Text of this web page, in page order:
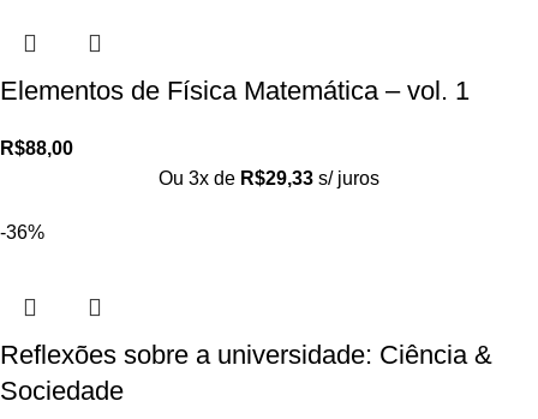
Elementos de Física Matemática – vol. 1
R$88,00
Ou 3x de R$29,33 s/ juros
-36%
Reflexões sobre a universidade: Ciência &
Sociedade